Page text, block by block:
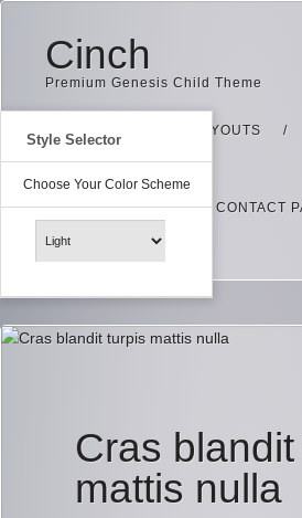
Style Selector
Choose Your Color Scheme
Cinch
Premium Genesis Child Theme
HOME PAGE LAYOUTS
ARCHIVE PAGE CONTACT
Cras
mattis nulla